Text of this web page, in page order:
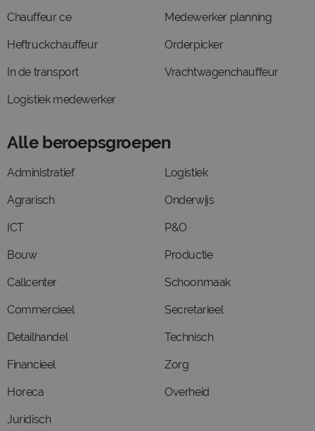
Chauffeur ce
Heftruckchauffeur
In de transport
Logistiek medewerker
Medewerker planning
Orderpicker
Vrachtwagenchauffeur
Alle beroepsgroepen
Administratief
Agrarisch
ICT
Bouw
Callcenter
Commercieel
Detailhandel
Financieel
Horeca
Juridisch
Logistiek
Onderwijs
P&O
Productie
Schoonmaak
Secretarieel
Technisch
Zorg
Overheid